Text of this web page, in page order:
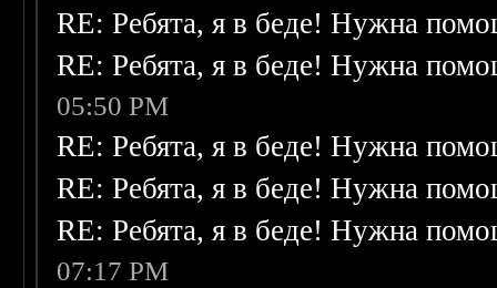
RE: Ребята, я в беде! Нужна
RE: Ребята, я в беде! Нужна
05:50 PM
RE: Ребята, я в беде! Нужна
RE: Ребята, я в беде! Нужна
RE: Ребята, я в беде! Нужна
07:17 PM